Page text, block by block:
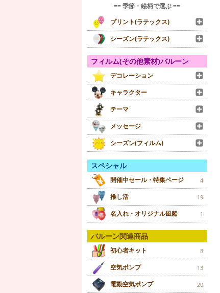
== 季節・絵柄で選ぶ ==
プリント(ラテックス)
シーズン(ラテックス)
フィルム(その他素材)バルーン
デコレーション
キャラクター
テーマ
メッセージ
シーズン(フィルム)
スペシャル
開催中セール・特集ページ 4
推し活 19
名入れ・オリジナル風船 1
バルーン関連商品
初心者キット 8
空気ポンプ 13
電動空気ポンプ 20